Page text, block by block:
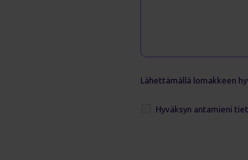
Lähettämällä lomakkeen
Hyväksyn antamieni